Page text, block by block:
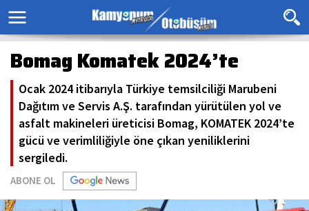
Bomag Komatek 2024’te
Ocak 2024 itibarıyla Türkiye temsilciliği Marubeni
Dağıtım ve Servis A.Ş. tarafından yürütülen yol ve
asfalt makineleri üreticisi Bomag, KOMATEK 2024’te
gücü ve verimliliğiyle öne çıkan yeniliklerini
sergiledi.
ABONE OL